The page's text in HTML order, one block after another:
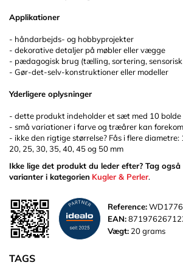
Applikationer
- håndarbejds- og hobbyprojekter
- dekorative detaljer på møbler eller vægge
- pædagogisk brug (tælling, sortering, sensorisk
- Gør-det-selv-konstruktioner eller modeller
Yderligere oplysninger
- dette produkt indeholder et sæt med 10 bolde
- små variationer i farve og træårer kan
- ikke den rigtige størrelse? Fås i flere diametre:
20, 25, 30, 35, 40, 45 og 50 mm
Ikke lige det produkt du leder efter? Tag
varianter i kategorien Kugler & Perler.
Reference:
EAN:
Vægt: 20 grams
TAGS